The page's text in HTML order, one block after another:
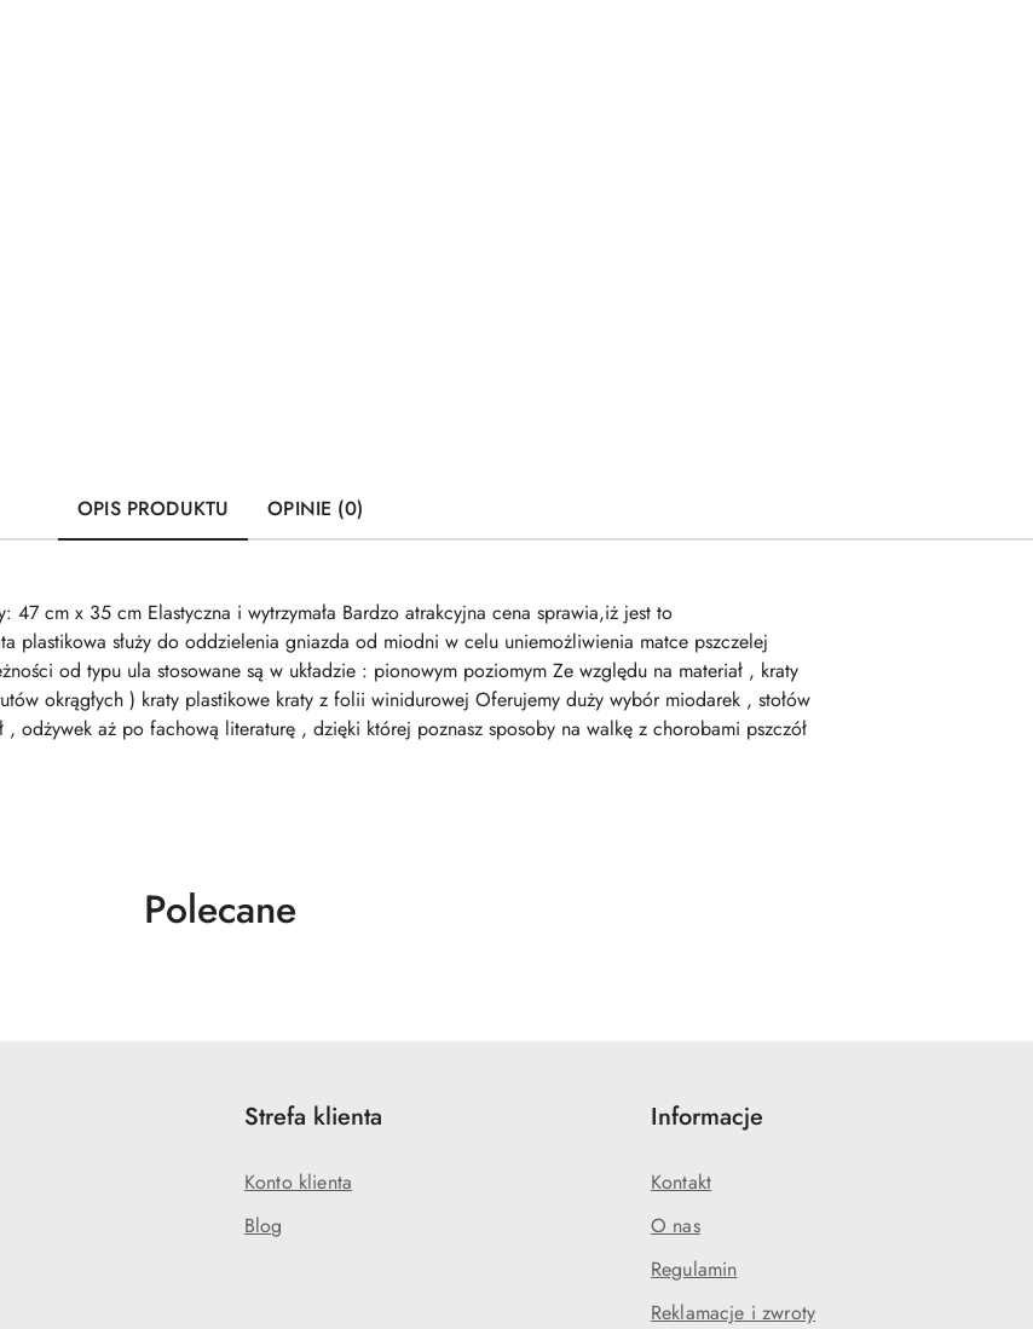
OPIS PRODUKTU OPINIE (0)
cm x 35 cm Elastyczna i wytrzymała Bardzo atrakcyjna cena sprawia,iż jest to
plastikowa służy do oddzielenia gniazda od miodni w celu uniemożliwienia matce pszczelej
od typu ula stosowane są w układzie : pionowym poziomym Ze względu na materiał , kraty
okrągłych ) kraty plastikowe kraty z folii winidurowej Oferujemy duży wybór miodarek , stołów
odżywek aż po fachową literaturę , dzięki której poznasz sposoby na walkę z chorobami pszczół
Produkty
Polecane
Strefa klienta
Konto klienta
Blog
Informacje
Kontakt
O nas
Regulamin
Reklamacje i zwroty